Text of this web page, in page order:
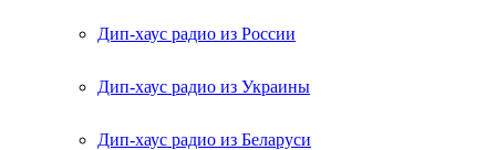
Дип-хаус радио из России
Дип-хаус радио из Украины
Дип-хаус радио из Беларуси